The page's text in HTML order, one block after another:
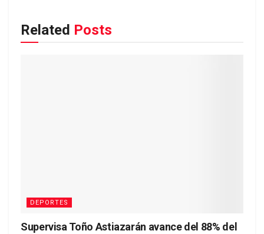
Related Posts
DEPORTES
Supervisa Toño Astiazarán avance del 88% del